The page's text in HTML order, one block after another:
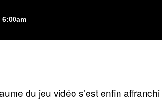
6:00am
du jeu vidéo s’est enfin